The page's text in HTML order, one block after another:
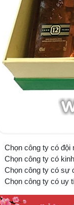
Chọn công ty có đội
Chọn công ty có
Chọn công ty có sự
Chọn công ty có uy